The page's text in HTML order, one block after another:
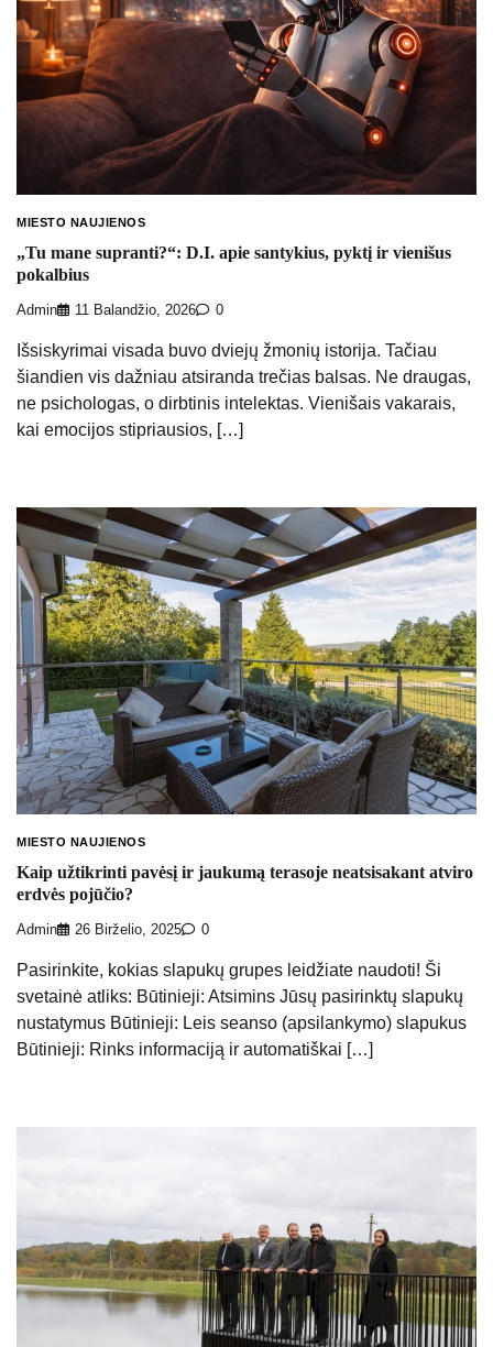
MIESTO NAUJIENOS
„Tu mane supranti?“: D.I. apie santykius, pyktį ir vienišus
pokalbius
Admin 11 Balandžio, 2026 0
Išsiskyrimai visada buvo dviejų žmonių istorija. Tačiau
šiandien vis dažniau atsiranda trečias balsas. Ne draugas,
ne psichologas, o dirbtinis intelektas. Vienišais vakarais,
kai emocijos stipriausios, […]
MIESTO NAUJIENOS
Kaip užtikrinti pavėsį ir jaukumą terasoje neatsisakant atviro
erdvės pojūčio?
Admin 26 Birželio, 2025 0
Pasirinkite, kokias slapukų grupes leidžiate naudoti! Ši
svetainė atliks: Būtinieji: Atsimins Jūsų pasirinktų slapukų
nustatymus Būtinieji: Leis seanso (apsilankymo) slapukus
Būtinieji: Rinks informaciją ir automatiškai […]